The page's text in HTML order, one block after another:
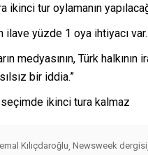
ikinci tur oylamanın
ilave yüzde 1 oya ihtiyacı
medyasının, Türk
bir iddia.”
Kılıçdaroğlu Newsweek dergisi